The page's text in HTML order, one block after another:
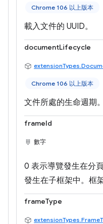
Chrome 106 以上版本
載入文件的 UUID。
documentLifecycle
Chrome 106 以上版本
文件所處的生命週期。
frameId
數字
0 表示導覽發生在分
發生在子框架中。框
frameType